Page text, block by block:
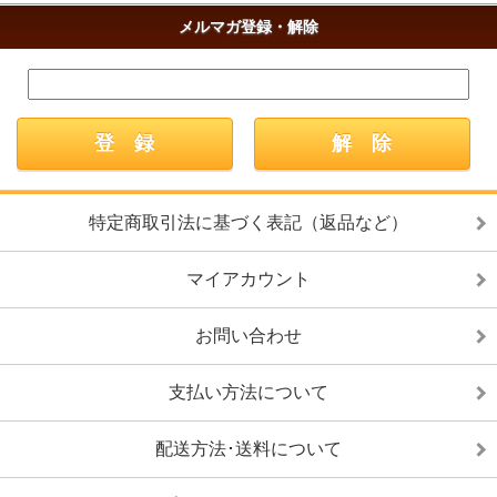
メルマガ登録・解除
特定商取引法に基づく表記（返品など）
マイアカウント
お問い合わせ
支払い方法について
配送方法･送料について